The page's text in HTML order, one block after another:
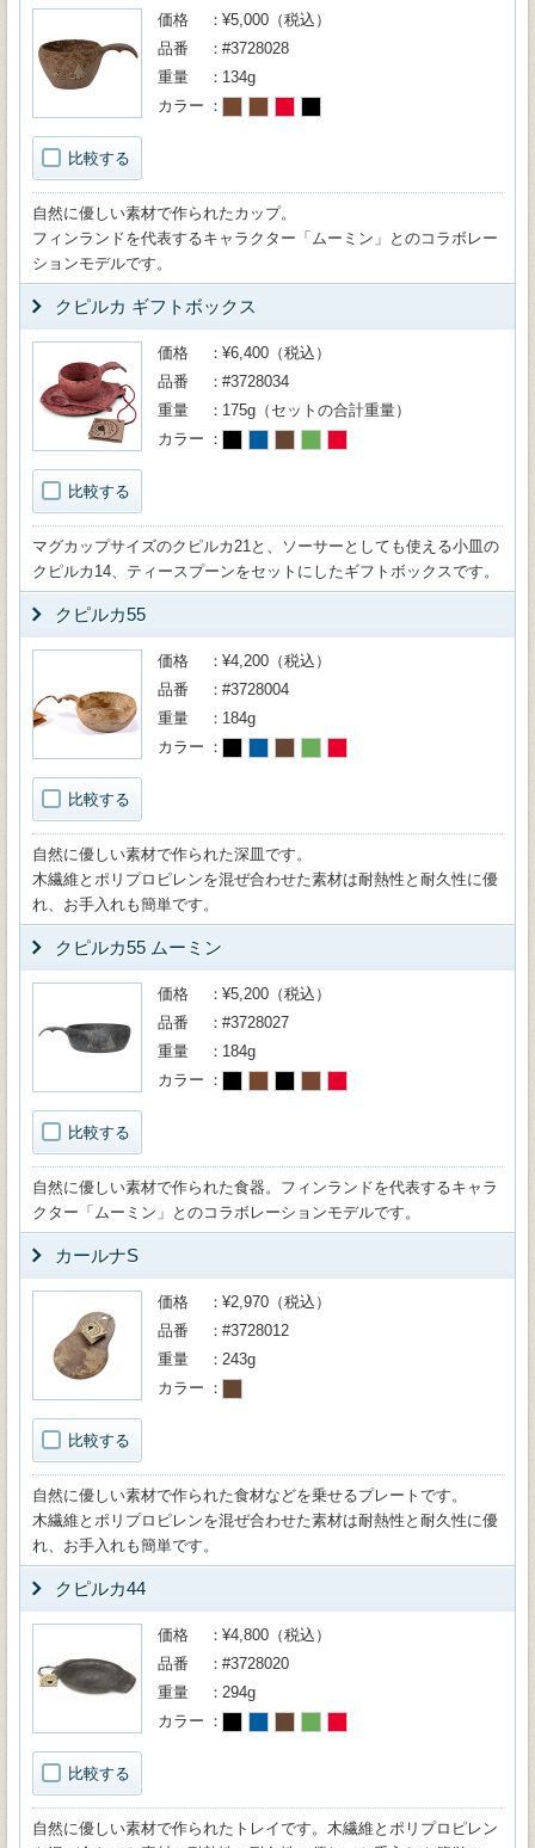
比較する
価格
¥5,000（税込）
品番
#3728028
重量
134g
カラー
自然に優しい素材で作られたカップ。
フィンランドを代表するキャラクター「ムーミン」とのコラボレー
ションモデルです。
クピルカ ギフトボックス
比較する
価格
¥6,400（税込）
品番
#3728034
重量
175g（セットの合計重量）
カラー
マグカップサイズのクピルカ21と、ソーサーとしても使える小皿の
クピルカ14、ティースプーンをセットにしたギフトボックスです。
クピルカ55
比較する
価格
¥4,200（税込）
品番
#3728004
重量
184g
カラー
自然に優しい素材で作られた深皿です。
木繊維とポリプロピレンを混ぜ合わせた素材は耐熱性と耐久性に優
れ、お手入れも簡単です。
クピルカ55 ムーミン
比較する
価格
¥5,200（税込）
品番
#3728027
重量
184g
カラー
自然に優しい素材で作られた食器。フィンランドを代表するキャラ
クター「ムーミン」とのコラボレーションモデルです。
カールナS
比較する
価格
¥2,970（税込）
品番
#3728012
重量
243g
カラー
自然に優しい素材で作られた食材などを乗せるプレートです。
木繊維とポリプロピレンを混ぜ合わせた素材は耐熱性と耐久性に優
れ、お手入れも簡単です。
クピルカ44
比較する
価格
¥4,800（税込）
品番
#3728020
重量
294g
カラー
自然に優しい素材で作られたトレイです。木繊維とポリプロピレン